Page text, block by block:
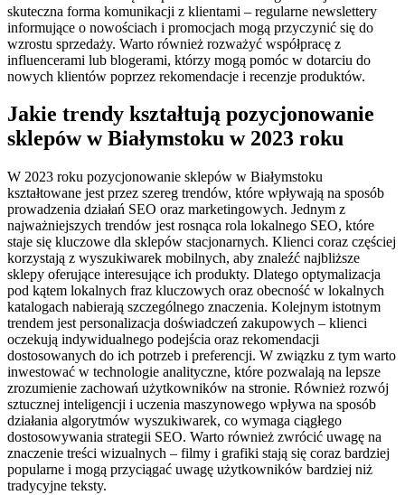
skuteczna forma komunikacji z klientami – regularne newslettery
informujące o nowościach i promocjach mogą przyczynić się do
wzrostu sprzedaży. Warto również rozważyć współpracę z
influencerami lub blogerami, którzy mogą pomóc w dotarciu do
nowych klientów poprzez rekomendacje i recenzje produktów.
Jakie trendy kształtują pozycjonowanie
sklepów w Białymstoku w 2023 roku
W 2023 roku pozycjonowanie sklepów w Białymstoku
kształtowane jest przez szereg trendów, które wpływają na sposób
prowadzenia działań SEO oraz marketingowych. Jednym z
najważniejszych trendów jest rosnąca rola lokalnego SEO, które
staje się kluczowe dla sklepów stacjonarnych. Klienci coraz częściej
korzystają z wyszukiwarek mobilnych, aby znaleźć najbliższe
sklepy oferujące interesujące ich produkty. Dlatego optymalizacja
pod kątem lokalnych fraz kluczowych oraz obecność w lokalnych
katalogach nabierają szczególnego znaczenia. Kolejnym istotnym
trendem jest personalizacja doświadczeń zakupowych – klienci
oczekują indywidualnego podejścia oraz rekomendacji
dostosowanych do ich potrzeb i preferencji. W związku z tym warto
inwestować w technologie analityczne, które pozwalają na lepsze
zrozumienie zachowań użytkowników na stronie. Również rozwój
sztucznej inteligencji i uczenia maszynowego wpływa na sposób
działania algorytmów wyszukiwarek, co wymaga ciągłego
dostosowywania strategii SEO. Warto również zwrócić uwagę na
znaczenie treści wizualnych – filmy i grafiki stają się coraz bardziej
popularne i mogą przyciągać uwagę użytkowników bardziej niż
tradycyjne teksty.